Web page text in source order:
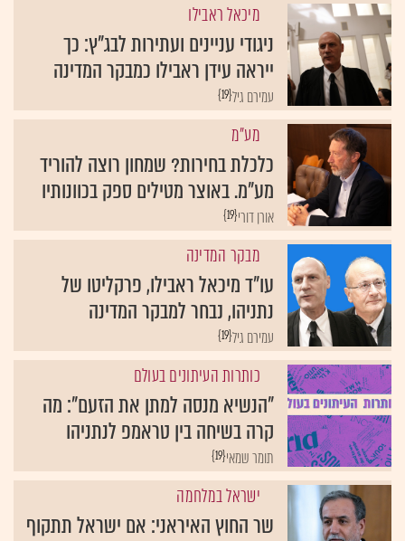
מיכאל ראבילו
ניגודי עניינים ועתירות לבג"ץ: כך
ייראה עידן ראבילו כמבקר המדינה
{19}עמירם גיל
מע"מ
כלכלת בחירות? שמחון רוצה להוריד
מע"מ. באוצר מטילים ספק בכוונותיו
{19}אורן דורי
מבקר המדינה
עו"ד מיכאל ראבילו, פרקליטו של
נתניהו, נבחר למבקר המדינה
{19}עמירם גיל
כותרות העיתונים בעולם
"הנשיא מנסה למתן את הזעם": מה
קרה בשיחה בין טראמפ לנתניהו
{19}תומר שמאי
ישראל במלחמה
שר החוץ האיראני: אם ישראל תתקוף